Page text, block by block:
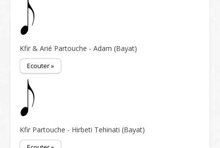
Kfir & Arié Partouche - Adam (Bayat)
Ecouter »
Kfir Partouche - Hirbeti Tehinati (Bayat)